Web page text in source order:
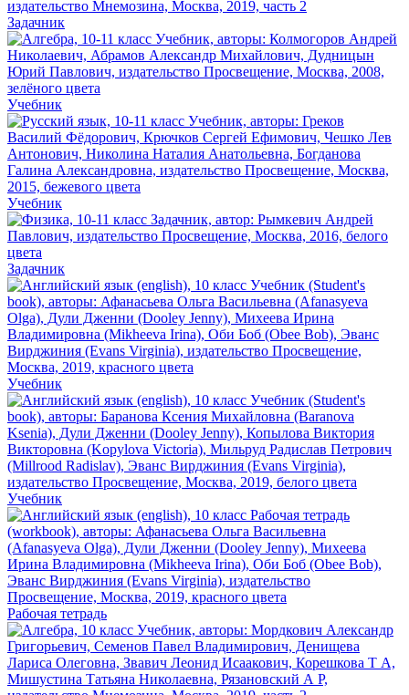
Задачник
Учебник
Учебник
Задачник
Учебник
Учебник
Рабочая тетрадь